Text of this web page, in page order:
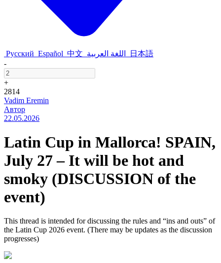
Русский Español 中文 اللغة العربية
日本語
-
+
2814
Vadim Eremin
Автор
22.05.2026
Latin Cup in Mallorca! SPAIN,
July 27 – It will be hot and
smoky (DISCUSSION of the
event)
This thread is intended for discussing the rules and “ins and outs” of
the Latin Cup 2026 event. (There may be updates as the discussion
progresses)